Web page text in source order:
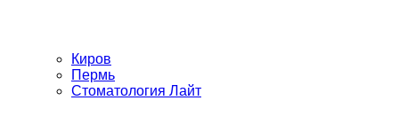
Киров
Пермь
Стоматология Лайт